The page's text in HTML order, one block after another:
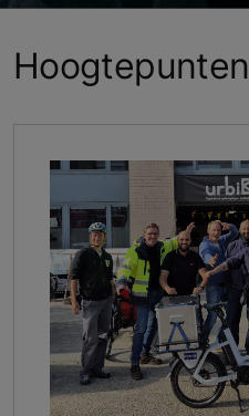
Hoogtepunten